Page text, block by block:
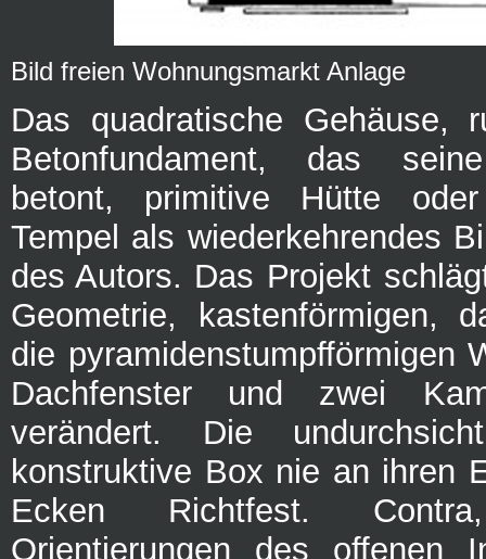
Bild freien Wohnungsmarkt Anlage
Das quadratische Gehäuse,
Betonfundament, das
betont, primitive Hütte
Tempel als wiederkehrendes
des Autors. Das Projekt
Geometrie, kastenförmigen,
die pyramidenstumpfförmigen
Dachfenster und zwei
verändert. Die
konstruktive Box nie an ihren
Ecken Richtfest.
Orientierungen des offenen